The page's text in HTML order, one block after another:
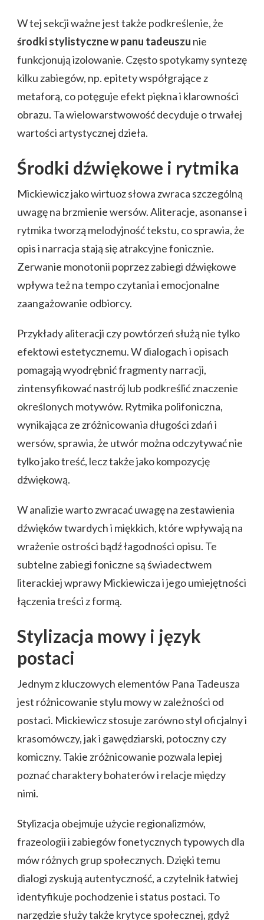
W tej sekcji ważne jest także podkreślenie, że
środki stylistyczne w panu tadeuszu nie
funkcjonują izolowanie. Często spotykamy syntezę
kilku zabiegów, np. epitety współgrające z
metaforą, co potęguje efekt piękna i klarowności
obrazu. Ta wielowarstwowość decyduje o trwałej
wartości artystycznej dzieła.
Środki dźwiękowe i rytmika
Mickiewicz jako wirtuoz słowa zwraca szczególną
uwagę na brzmienie wersów. Aliteracje, asonanse i
rytmika tworzą melodyjność tekstu, co sprawia, że
opis i narracja stają się atrakcyjne fonicznie.
Zerwanie monotonii poprzez zabiegi dźwiękowe
wpływa też na tempo czytania i emocjonalne
zaangażowanie odbiorcy.
Przykłady aliteracji czy powtórzeń służą nie tylko
efektowi estetycznemu. W dialogach i opisach
pomagają wyodrębnić fragmenty narracji,
zintensyfikować nastrój lub podkreślić znaczenie
określonych motywów. Rytmika polifoniczna,
wynikająca ze zróżnicowania długości zdań i
wersów, sprawia, że utwór można odczytywać nie
tylko jako treść, lecz także jako kompozycję
dźwiękową.
W analizie warto zwracać uwagę na zestawienia
dźwięków twardych i miękkich, które wpływają na
wrażenie ostrości bądź łagodności opisu. Te
subtelne zabiegi foniczne są świadectwem
literackiej wprawy Mickiewicza i jego umiejętności
łączenia treści z formą.
Stylizacja mowy i język
postaci
Jednym z kluczowych elementów Pana Tadeusza
jest różnicowanie stylu mowy w zależności od
postaci. Mickiewicz stosuje zarówno styl oficjalny i
krasomówczy, jak i gawędziarski, potoczny czy
komiczny. Takie zróżnicowanie pozwala lepiej
poznać charaktery bohaterów i relacje między
nimi.
Stylizacja obejmuje użycie regionalizmów,
frazeologii i zabiegów fonetycznych typowych dla
mów różnych grup społecznych. Dzięki temu
dialogi zyskują autentyczność, a czytelnik łatwiej
identyfikuje pochodzenie i status postaci. To
narzędzie służy także krytyce społecznej, gdyż